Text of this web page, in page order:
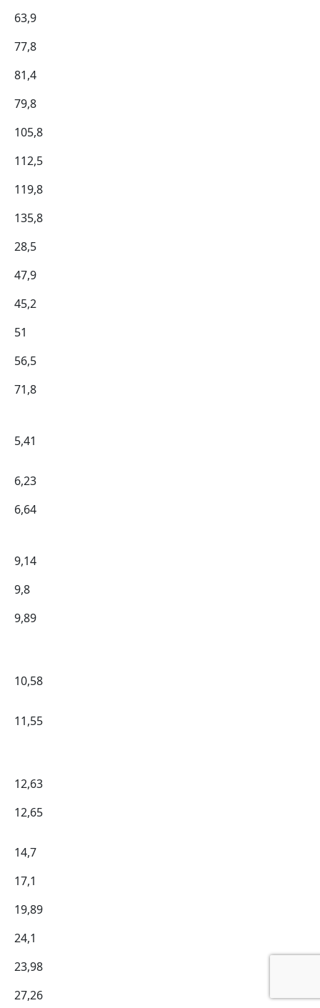
63,9
77,8
81,4
79,8
105,8
112,5
119,8
135,8
28,5
47,9
45,2
51
56,5
71,8
5,41
6,23
6,64
9,14
9,8
9,89
10,58
11,55
12,63
12,65
14,7
17,1
19,89
24,1
23,98
27,26